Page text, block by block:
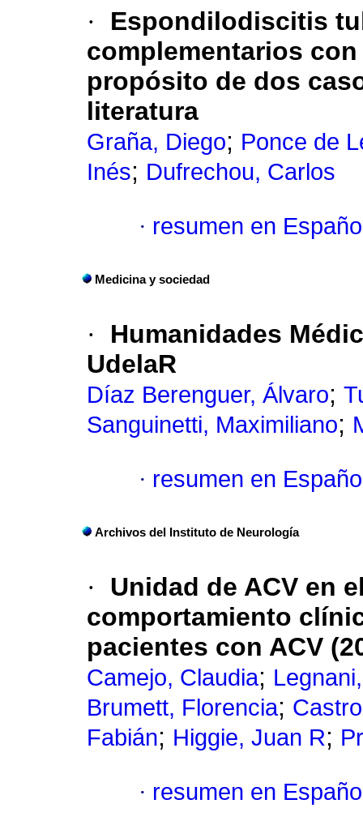
·
Espondilodiscitis
complementarios
propósito de dos
literatura
Graña, Diego; Ponce de
Inés; Dufrechou, Carlos
· resumen en
Medicina y sociedad
·
Humanidades
UdelaR
Díaz Berenguer, Álvaro;
Sanguinetti, Maximiliano;
· resumen en
Archivos del Instituto de Neurología
·
Unidad de ACV en
comportamiento
pacientes con ACV
Camejo, Claudia;
Brumett, Florencia;
Fabián; Higgie, Juan R;
· resumen en